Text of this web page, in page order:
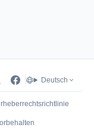
Deutsch
neuem Tab)